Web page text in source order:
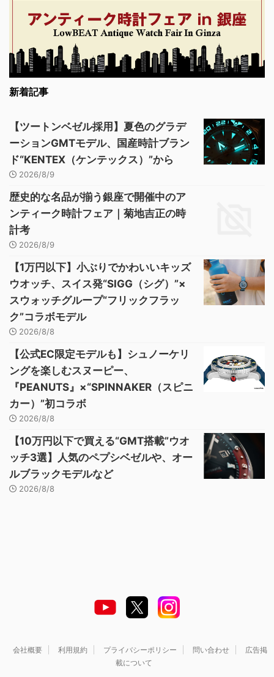
新着記事
【ツートンベゼル採用】夏色のグラデ
ーションGMTモデル、国産時計ブラン
ド“KENTEX（ケンテックス）”から
2026/8/9
歴史的な名品が揃う銀座で開催中のア
ンティーク時計フェア｜菊地吉正の時
計考
2026/8/9
【1万円以下】小ぶりでかわいいキッズ
ウオッチ、スイス発“SIGG（シグ）”×
スウォッチグループ“フリックフラッ
ク”コラボモデル
2026/8/8
【公式EC限定モデルも】シュノーケリ
ングを楽しむスヌーピー、
『PEANUTS』×“SPINNAKER（スピニ
カー）”初コラボ
2026/8/8
【10万円以下で買える“GMT搭載”ウオ
ッチ3選】人気のペプシベゼルや、オー
ルブラックモデルなど
2026/8/8
会社概要 利用規約 プライバシーポリシー 問い合わせ
広告掲
載について